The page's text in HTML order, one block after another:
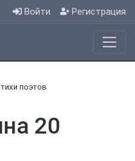
Войти Регистрация
поэтов
20